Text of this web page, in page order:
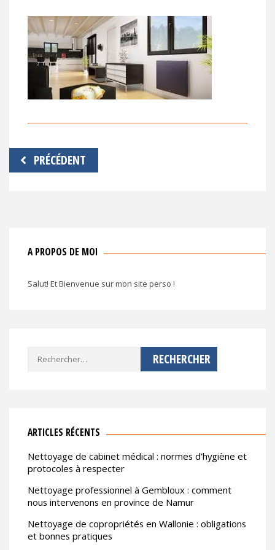
Navigation
de
PRÉCÉDENT
A PROPOS DE MOI
Salut! Et Bienvenue sur mon site perso !
Rechercher :
ARTICLES RÉCENTS
Nettoyage de cabinet médical : normes d’hygiène et
protocoles à respecter
Nettoyage professionnel à Gembloux : comment
nous intervenons en province de Namur
Nettoyage de copropriétés en Wallonie : obligations
et bonnes pratiques